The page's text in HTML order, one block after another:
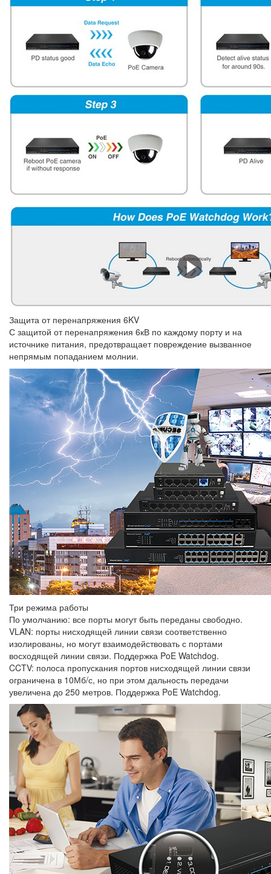
Защита от перенапряжения 6KV
С защитой от перенапряжения 6кВ по каждому порту и на
источнике питания, предотвращает повреждение вызванное
непрямым попаданием молнии.
Три режима работы
По умолчанию: все порты могут быть переданы свободно.
VLAN: порты нисходящей линии связи соответственно
изолированы, но могут взаимодействовать с портами
восходящей линии связи. Поддержка PoE Watchdog.
CCTV: полоса пропускания портов нисходящей линии связи
ограничена в 10Мб/с, но при этом дальность передачи
увеличена до 250 метров. Поддержка PoE Watchdog.